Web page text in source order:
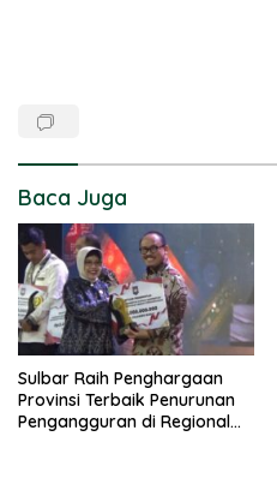
Baca Juga
Sulbar Raih Penghargaan
Provinsi Terbaik Penurunan
Pengangguran di Regional